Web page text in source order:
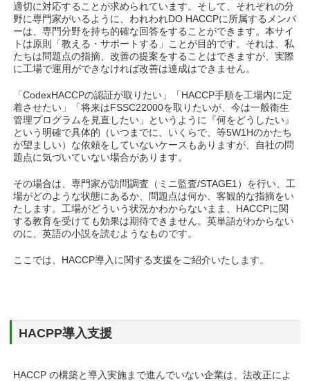
適切に対応することが求められています。そして、それぞれの分
野に専門家がいるように、われわれDO HACCPに所属するメンバ
ーは、専門分野を持ち的確な回答をすることができます。本サイ
トは原則「教える・サポートする」ことが目的です。それは、私
たちは問題点の指摘、改善の提案をすることはできますが、実際
に工場で運用ができなければ改善は達成はできません。
「CodexHACCPの認証が取りたい」「HACCP手順を工場内に定
着させたい」「将来はFSSC22000を取りたいが、今は一般衛生
管理プログラムを見直したい」というように『何をどうしたい』
という明確で具体的（いつまでに、いくらで、等5W1Hのかたち
が望ましい）な依頼をしていないケースもありますが、自社の問
題点に気づいていない場合があります。
その場合は、専門家が訪問調査（ミニ監査/STAGE1）を行い、工
場がどのような状態にあるか、問題点は何か、客観的な指摘をい
たします。工場がどういう状況かわからないまま、HACCPに関
する教育を受けても効果は期待できません。英単語がわからない
のに、英語の小説を読むようなものです。
ここでは、HACCP導入に関する支援をご紹介いたします。
HACPP導入支援
HACCP の構築と導入実施まで進んでいない企業は、法改正によ